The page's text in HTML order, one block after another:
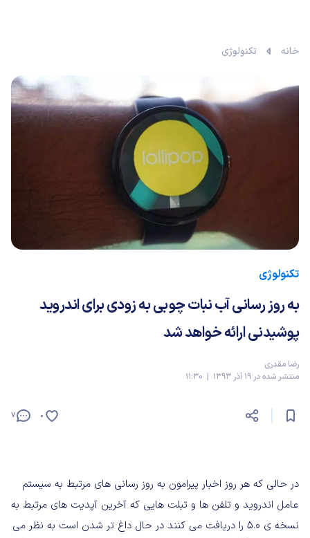
خانه تکنولوژی
تکنولوژی
به روز رسانی آب نبات چوبی به زودی برای اندروید
پوشیدنی ارائه خواهد شد
رضا مقدری
منتشر شده در 19 آذر 1393 | 11:30
7 0
در حالی که هر روز اخبار پیرامون به روز رسانی های مرتبط به سیستم
عامل اندروید و تلفن ها و تبلت هایی که آخرین آپدیت های مرتبط به
نسخه ی ۵.۰ را دریافت می کنند در حال داغ تر شدن است به نظر می